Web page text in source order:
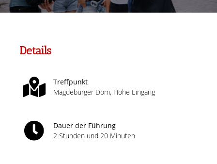
Details
Treffpunkt
Magdeburger Dom, Höhe Eingang
Dauer der Führung
2 Stunden und 20 Minuten